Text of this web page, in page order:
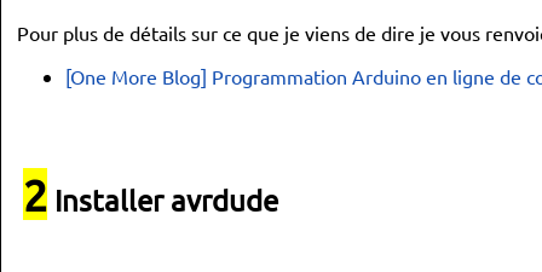
Pour plus de détails sur ce que je viens de dire je vous
[One More Blog] Programmation Arduino en ligne de
2 Installer avrdude